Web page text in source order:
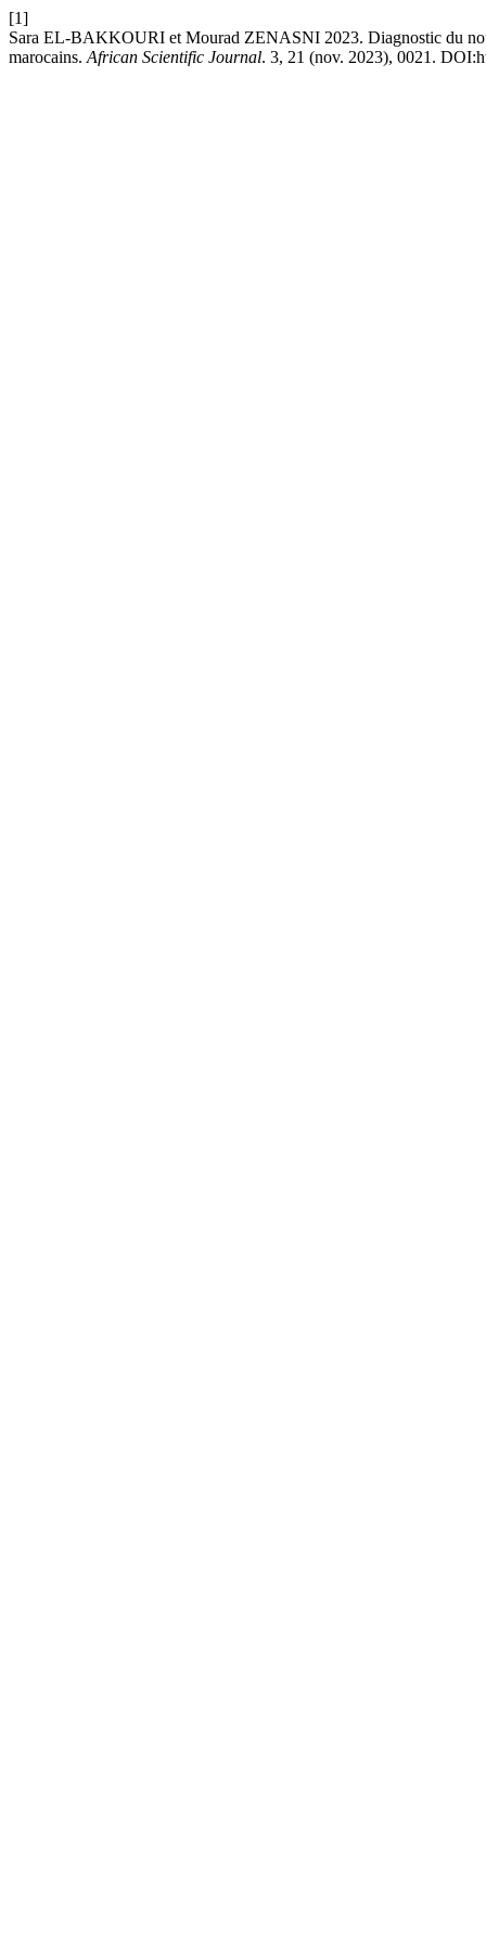
[1]
Sara EL-BAKKOURI et Mourad ZENASNI 2023. Diagnostic du
marocains. African Scientific Journal. 3, 21 (nov. 2023), 0021.